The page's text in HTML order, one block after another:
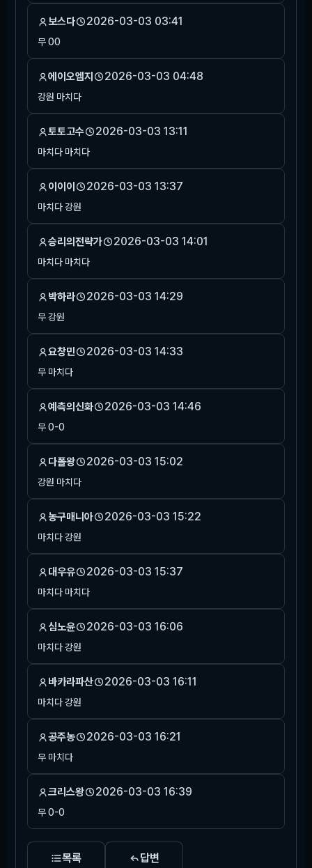
보스다 2026-03-03 03:41
무 00
에이오엠지 2026-03-03 04:48
강원 마치다
토토고수 2026-03-03 13:11
마치다 마치다
이이이 2026-03-03 13:37
마치다 강원
승리의전략가 2026-03-03 14:01
마치다 마치다
박하라 2026-03-03 14:29
무 강원
요창민 2026-03-03 14:33
무 마치다
예측의신화 2026-03-03 14:46
무 0-0
다폴왕 2026-03-03 15:02
강원 마치다
농구매니아 2026-03-03 15:22
마치다 강원
대우유 2026-03-03 15:37
마치다 마치다
심노윤 2026-03-03 16:06
마치다 강원
바카라파산 2026-03-03 16:11
마치다 강원
공주농 2026-03-03 16:21
무 마치다
크리스왕 2026-03-03 16:39
무 0-0
목록 답변